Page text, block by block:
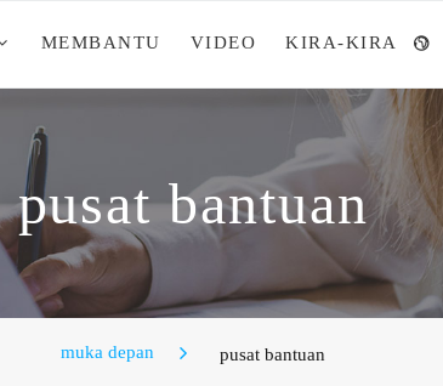
MEMBANTU VIDEO KIRA-KIRA
pusat bantuan
muka depan pusat bantuan